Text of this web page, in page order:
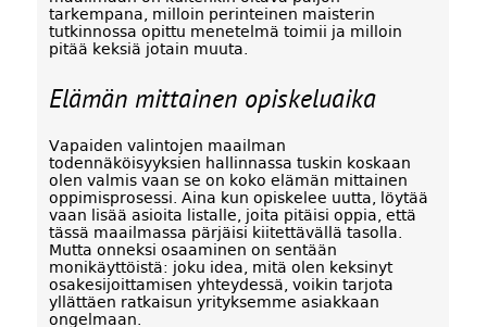
tarkempana, milloin perinteinen maisterin
tutkinnossa opittu menetelmä toimii ja milloin
pitää keksiä jotain muuta.
Elämän mittainen opiskeluaika
Vapaiden valintojen maailman
todennäköisyyksien hallinnassa tuskin koskaan
olen valmis vaan se on koko elämän mittainen
oppimisprosessi. Aina kun opiskelee uutta, löytää
vaan lisää asioita listalle, joita pitäisi oppia, että
tässä maailmassa pärjäisi kiitettävällä tasolla.
Mutta onneksi osaaminen on sentään
monikäyttöistä: joku idea, mitä olen keksinyt
osakesijoittamisen yhteydessä, voikin tarjota
yllättäen ratkaisun yrityksemme asiakkaan
ongelmaan.